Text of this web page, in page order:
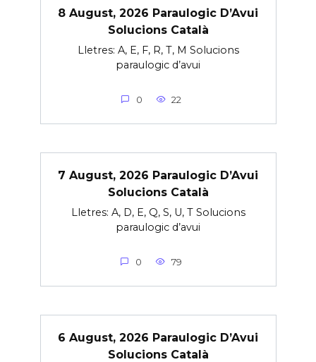
8 August, 2026 Paraulogic D’Avui
Solucions Català
Lletres: A, E, F, R, T, M Solucions
paraulogic d’avui
0 22
7 August, 2026 Paraulogic D’Avui
Solucions Català
Lletres: A, D, E, Q, S, U, T Solucions
paraulogic d’avui
0 79
6 August, 2026 Paraulogic D’Avui
Solucions Català